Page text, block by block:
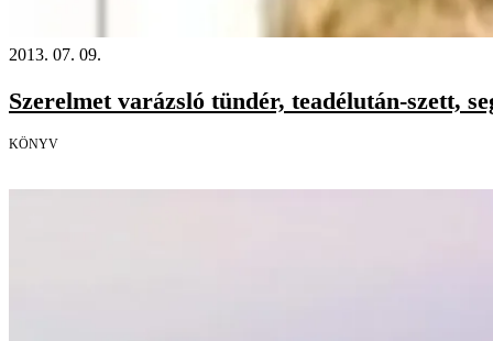
2013. 07. 09.
Szerelmet varázsló tündér, teadélután-szett,
KÖNYV